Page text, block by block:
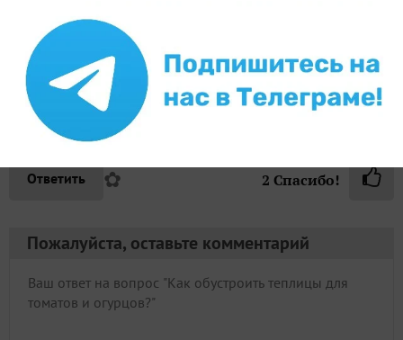
свободно перемещаться не повреждая растения.
С уважением, Огнев Валерий Владимирович
к.с-х.н, доцент, селекционер по пасленовым
культурам, директор селекционного центра
«Ростовский» Агрофирмы Поиск
Ответить ✿ 2 Спасибо!
Пожалуйста, оставьте комментарий